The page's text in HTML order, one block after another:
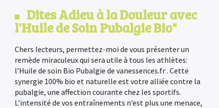
Dites Adieu à la Douleur avec
l'Huile de Soin Pubalgie Bio"
Chers lecteurs, permettez-moi de vous présenter un
remède miraculeux qui sera utile à tous les athlètes:
l’Huile de soin Bio Pubalgie de vanessences.fr . Cette
synergie 100% bio et naturelle est votre alliée contre la
pubalgie, une affection courante chez les sportifs.
L’intensité de vos entraînements n’est plus une menace,